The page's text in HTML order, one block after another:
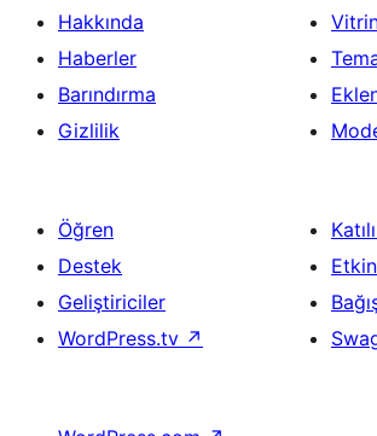
Hakkında
Haberler
Barındırma
Gizlilik
Öğren
Destek
Geliştiriciler
WordPress.tv ↗